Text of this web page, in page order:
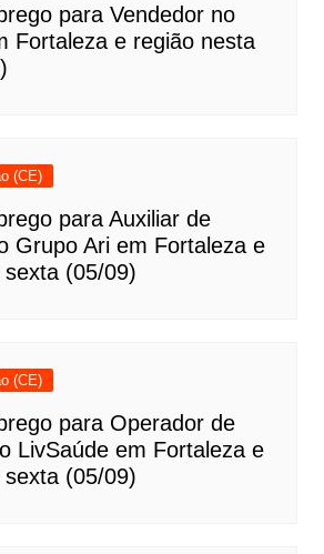
para Vendedor no
Fortaleza e região nesta
(CE)
para Auxiliar de
Grupo Ari em Fortaleza e
(05/09)
(CE)
para Operador de
LivSaúde em Fortaleza e
(05/09)